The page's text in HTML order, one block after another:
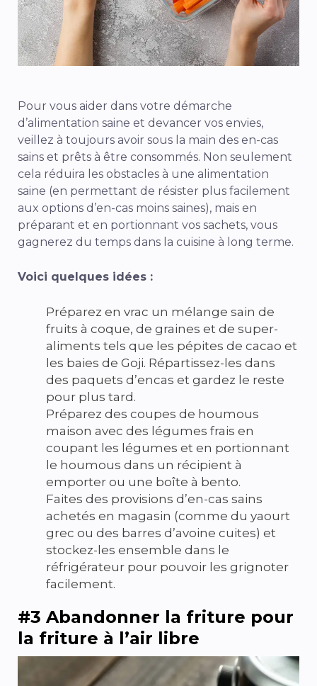
Pour vous aider dans votre démarche
d’alimentation saine et devancer vos envies,
veillez à toujours avoir sous la main des en-cas
sains et prêts à être consommés. Non seulement
cela réduira les obstacles à une alimentation
saine (en permettant de résister plus facilement
aux options d’en-cas moins saines), mais en
préparant et en portionnant vos sachets, vous
gagnerez du temps dans la cuisine à long terme.
Voici quelques idées :
Préparez en vrac un mélange sain de
fruits à coque, de graines et de super-
aliments tels que les pépites de cacao et
les baies de Goji. Répartissez-les dans
des paquets d’encas et gardez le reste
pour plus tard.
Préparez des coupes de houmous
maison avec des légumes frais en
coupant les légumes et en portionnant
le houmous dans un récipient à
emporter ou une boîte à bento.
Faites des provisions d’en-cas sains
achetés en magasin (comme du yaourt
grec ou des barres d’avoine cuites) et
stockez-les ensemble dans le
réfrigérateur pour pouvoir les grignoter
facilement.
#3 Abandonner la friture pour
la friture à l’air libre